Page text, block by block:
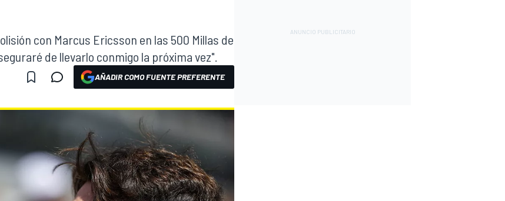
con Marcus Ericsson en las 500 Millas de
de llevarlo conmigo la próxima vez".
AÑADIR COMO FUENTE PREFERENTE